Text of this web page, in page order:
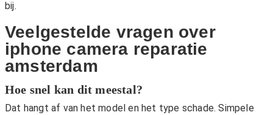
bij.
Veelgestelde vragen over
iphone camera reparatie
amsterdam
Hoe snel kan dit meestal?
Dat hangt af van het model en het type schade. Simpele